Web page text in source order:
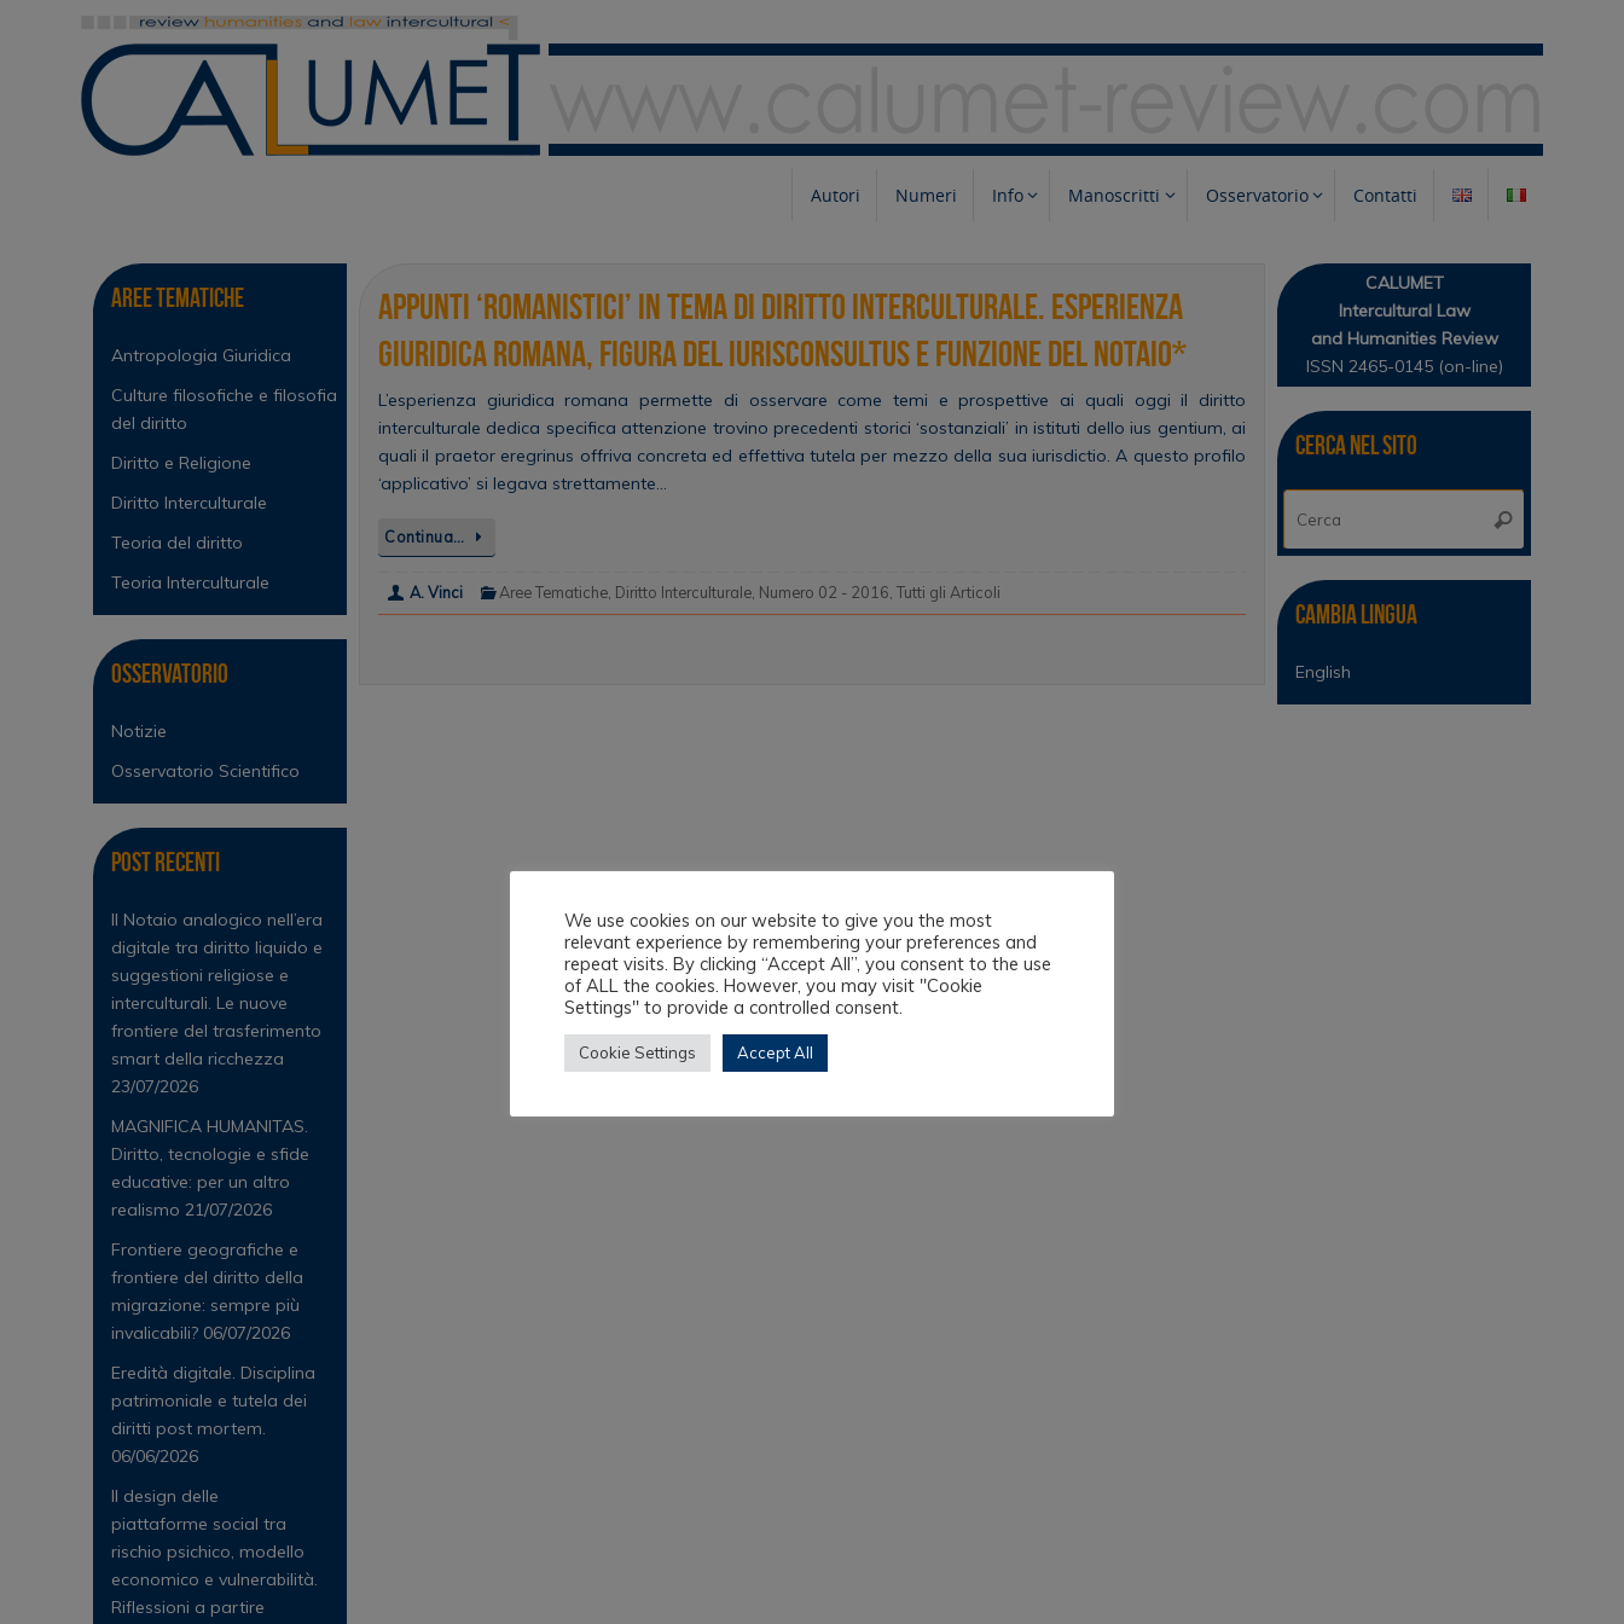
Autori Numeri Info Manoscritti Osservatorio Contatti
Appunti ‘romanistici’ in tema di diritto interculturale. Esperienza
giuridica romana, figura del iurisconsultus e funzione del notaio*
L’esperienza giuridica romana permette di osservare come temi e prospettive ai quali oggi il diritto
interculturale dedica specifica attenzione trovino precedenti storici ‘sostanziali’ in istituti dello ius gentium, ai
quali il praetor eregrinus offriva concreta ed effettiva tutela per mezzo della sua iurisdictio. A questo profilo
‘applicativo’ si legava strettamente…
Continua…
A. Vinci Aree Tematiche, Diritto Interculturale, Numero 02 - 2016,Tutti gli Articoli
Aree tematiche
Antropologia Giuridica
Culture filosofiche e filosofia
del diritto
Diritto e Religione
Diritto Interculturale
Teoria del diritto
Teoria Interculturale
Osservatorio
Notizie
Osservatorio Scientifico
Post Recenti
Il Notaio analogico nell’era
digitale tra diritto liquido e
suggestioni religiose e
interculturali. Le nuove
frontiere del trasferimento
smart della ricchezza
23/07/2026
MAGNIFICA HUMANITAS.
Diritto, tecnologie e sfide
educative: per un altro
realismo 21/07/2026
Frontiere geografiche e
frontiere del diritto della
migrazione: sempre più
invalicabili? 06/07/2026
Eredità digitale. Disciplina
patrimoniale e tutela dei
diritti post mortem.
06/06/2026
Il design delle
piattaforme social tra
rischio psichico, modello
economico e vulnerabilità.
Riflessioni a partire
CALUMET
Intercultural Law
and Humanities Review
ISSN 2465-0145 (on-line)
Cerca nel sito
Cerca
Cambia lingua
English
We use cookies on our website to give you the most
relevant experience by remembering your preferences and
repeat visits. By clicking “Accept All”, you consent to the use
of ALL the cookies. However, you may visit "Cookie
Settings" to provide a controlled consent.
Cookie Settings Accept All